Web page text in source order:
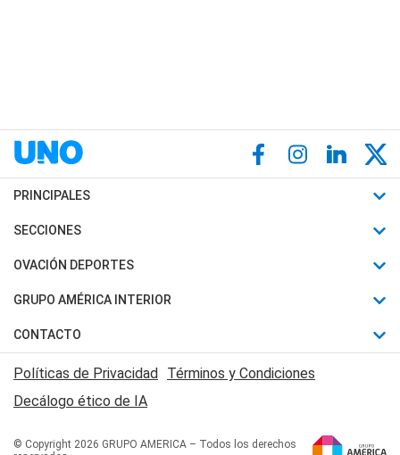
PRINCIPALES
Últimas Noticias
Política
Judiciales
Economia
SECCIONES
Horóscopo
Motores
Trucos caseros
Series y Películas
Edictos y Solicitadas
OVACIÓN DEPORTES
Fútbol
Mundial
Automovilismo
Rugby
Básquet
GRUPO AMÉRICA INTERIOR
Canal 7 en Vivo
San Juan 8
CONTACTO
Acerca de Nosotros
Contactanos
Políticas de Privacidad Términos y Condiciones
Decálogo ético de IA
© Copyright 2026 GRUPO AMERICA – Todos los derechos